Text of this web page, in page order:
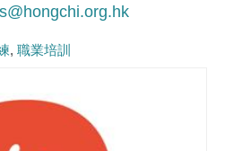
職業培訓